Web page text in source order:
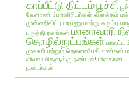
காப்பீட்டு திட்டம்பூச்சி
வேளாண் பேராசிரியர்கள் விளக்கம்
முன்னறிவிப்பு மரபணு மாற்று கரும்பு
பருத்தி ரகங்கள் மானாவாரி
தொழில்நுட்பங்கள் மாவட்ட
முகவரி மற்றும் தொலைபேசி எண்கள்
விவசாயிகளுக்கு நண்பன்! மிளகாயை
பூஸ்டர்கள்